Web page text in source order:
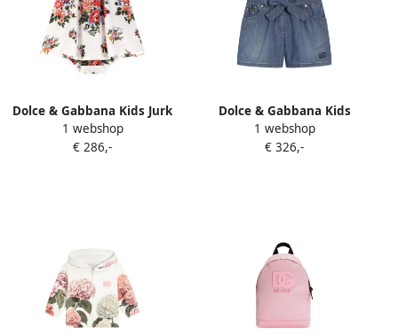
Dolce & Gabbana Kids Jurk
met pofmouwen en bloe
print Wit
1 webshop
€ 286,-
Dolce & Gabbana Kids
Shorts met logo Blauw
1 webshop
€ 326,-